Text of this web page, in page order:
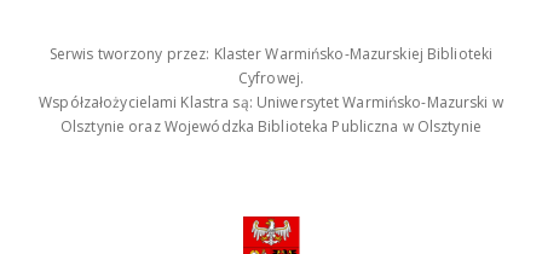
Serwis tworzony przez: Klaster Warmińsko-Mazurskiej Biblioteki
Cyfrowej.
Współzałożycielami Klastra są: Uniwersytet Warmińsko-Mazurski w
Olsztynie oraz Wojewódzka Biblioteka Publiczna w Olsztynie